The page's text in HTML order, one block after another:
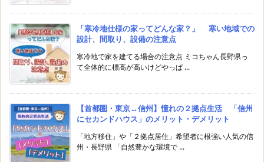
「寒冷地仕様の家ってどんな家？」 寒い地域での
設計、間取り、設備の注意点
寒冷地で家を建てる場合の注意点 ミコちゃん長野県っ
て全体的に標高が高いけどやっぱ ...
【首都圏・東京↔︎信州】憧れの２拠点生活 「信州
にセカンドハウス」のメリット・デメリット
「地方移住」や「２拠点居住」希望者に根強い人気の信
州・長野県 「自然豊かな環境で ...